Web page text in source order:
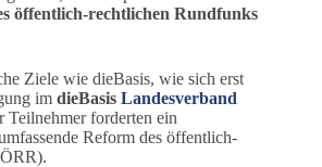
öffentlich-rechtlichen Rundfunks
Ziele wie dieBasis, wie sich erst
im dieBasis Landesverband
Teilnehmer forderten ein
Reform des öffentlich-